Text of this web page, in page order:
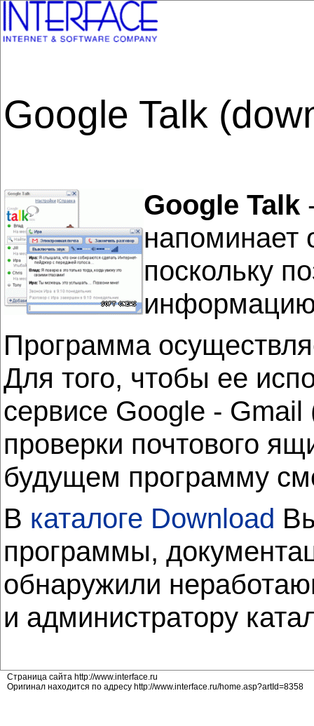
Google Talk
Google Talk
напоминает
поскольку
Программа
Для того, чтобы ее
сервисе Google -
проверки почтового
будущем программу
В каталоге Download
программы,
обнаружили
и администратору
Страница сайта http://www.interface.ru
Оригинал находится по адресу http://www.interface.ru/home.asp?artId=8358